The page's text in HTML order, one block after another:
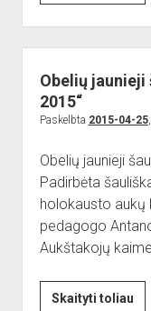
Obelių jaunieji
2015“
Paskelbta 2015-04-25
Obelių jaunieji
Padirbėta
holokausto aukų
pedagogo
Aukštakojų
Skaityti toliau